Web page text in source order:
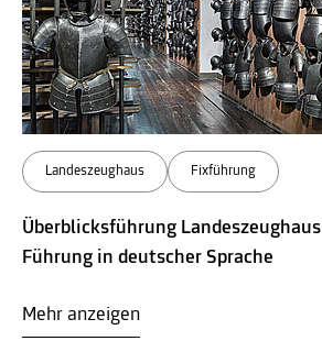
Landeszeughaus Fixführung
Überblicksführung Landeszeughaus
Führung in deutscher Sprache
Mehr anzeigen